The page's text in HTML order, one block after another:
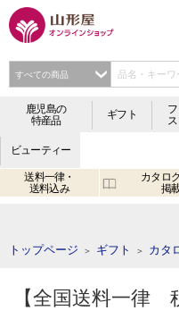
鹿児島の
特産品
ギフト
ビューティー
送料一律・
送料込み
カタロ
掲
トップページ ＞ ギフト ＞ カタ
【全国送料一律